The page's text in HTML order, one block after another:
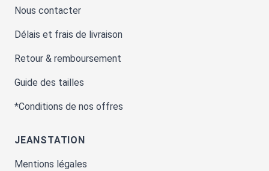
Nous contacter
Délais et frais de livraison
Retour & remboursement
Guide des tailles
*Conditions de nos offres
JEANSTATION
Mentions légales